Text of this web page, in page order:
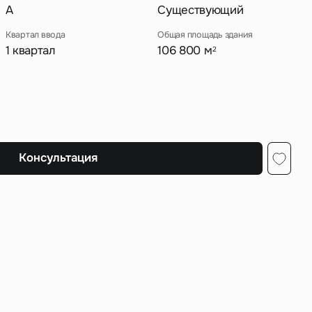
A Существующий
Квартал ввода
1 квартал
Общая площадь здания
106 800 м2
Консультация